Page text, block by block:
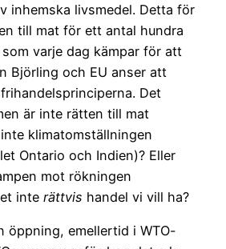
inhemska livsmedel. Detta för
till mat för ett antal hundra
varje dag kämpar för att
Björling och EU anser att
Det
är inte rätten till mat
klimatomställningen
Ontario och Indien)? Eller
mot rökningen
inte rättvis handel vi vill ha?
öppning, emellertid i WTO-